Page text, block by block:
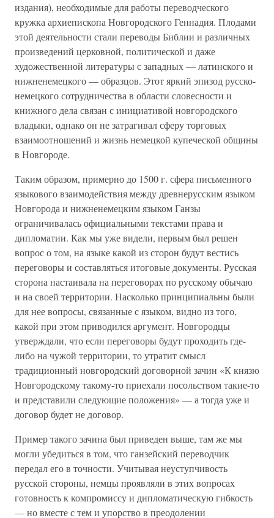
издания), необходимые для работы переводческого
кружка архиепископа Новгородского Геннадия. Плодами
этой деятельности стали переводы Библии и различных
произведений церковной, политической и даже
художественной литературы с западных — латинского и
нижненемецкого — образцов. Этот яркий эпизод русско-
немецкого сотрудничества в области словесности и
книжного дела связан с инициативой новгородского
владыки, однако он не затрагивал сферу торговых
взаимоотношений и жизнь немецкой купеческой общины
в Новгороде.
Таким образом, примерно до 1500 г. сфера письменного
языкового взаимодействия между древнерусским языком
Новгорода и нижненемецким языком Ганзы
ограничивалась официальными текстами права и
дипломатии. Как мы уже видели, первым был решен
вопрос о том, на языке какой из сторон будут вестись
переговоры и составляться итоговые документы. Русская
сторона настаивала на переговорах по русскому обычаю
и на своей территории. Насколько принципиальны были
для нее вопросы, связанные с языком, видно из того,
какой при этом приводился аргумент. Новгородцы
утверждали, что если переговоры будут проходить где-
либо на чужой территории, то утратит смысл
традиционный новгородский договорной зачин «К князю
Новгородскому такому-то приехали посольством такие-то
и представили следующие положения» — а тогда уже и
договор будет не договор.
Пример такого зачина был приведен выше, там же мы
могли убедиться в том, что ганзейский переводчик
передал его в точности. Учитывая неуступчивость
русской стороны, немцы проявляли в этих вопросах
готовность к компромиссу и дипломатическую гибкость
— но вместе с тем и упорство в преодолении